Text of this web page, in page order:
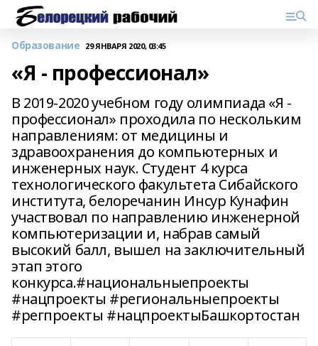
Образование 29 ЯНВАРЯ 2020, 03:45
«Я - профессионал»
В 2019-2020 учебном году олимпиада «Я -
профессионал» проходила по нескольким
направлениям: от медицины и
здравоохранения до компьютерных и
инженерных наук. Студент 4 курса
технологического факультета Сибайского
института, белоречанин Инсур Кунафин
участвовал по направлению инженерной
компьютеризации и, набрав самый
высокий балл, вышел на заключительный
этап этого
конкурса.#национальныепроекты
#нацпроекты #региональныепроекты
#регпроекты #нацпроектыБашкортостан